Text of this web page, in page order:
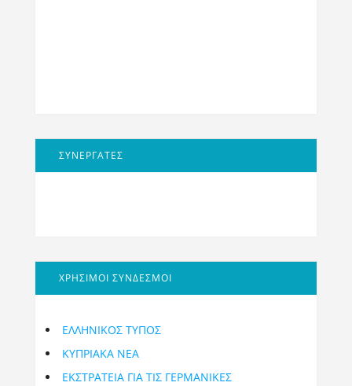
ΣΥΝΕΡΓΑΤΕΣ
ΧΡΗΣΙΜΟΙ ΣΥΝΔΕΣΜΟΙ
ΕΛΛΗΝΙΚΟΣ ΤΥΠΟΣ
ΚΥΠΡΙΑΚΑ ΝΕΑ
ΕΚΣΤΡΑΤΕΙΑ ΓΙΑ ΤΙΣ ΓΕΡΜΑΝΙΚΕΣ